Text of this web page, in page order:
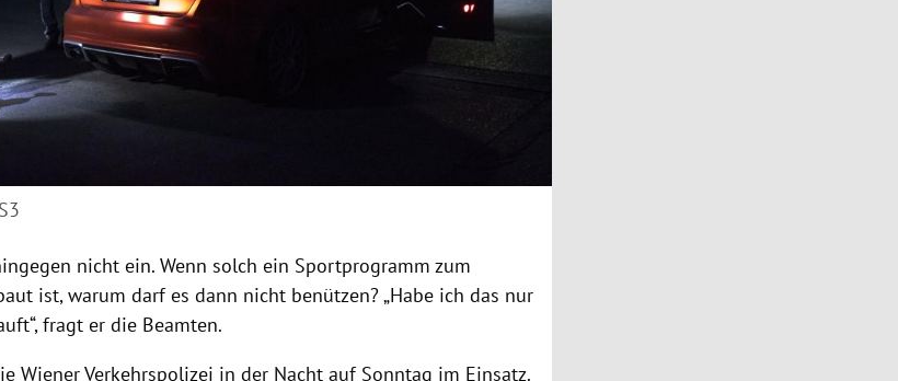
nicht ein. Wenn solch ein Sportprogramm zum
ist, warum darf es dann nicht benützen? „Habe ich das nur
fragt er die Beamten.
Wiener Verkehrspolizei in der Nacht auf Sonntag im Einsatz.